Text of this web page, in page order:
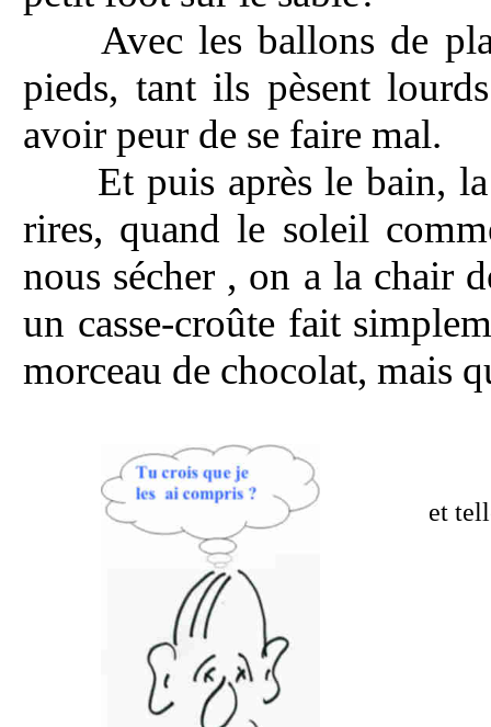
Avec les ballons de
pieds, tant ils pèsent
avoir peur de se faire mal.
Et puis après le bain,
rires, quand le soleil
nous sécher , on a la chair
un casse-croûte fait
morceau de chocolat, mais
et